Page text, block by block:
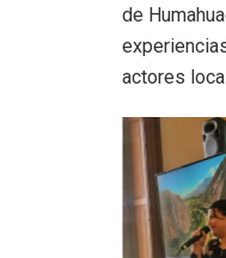
de
actores